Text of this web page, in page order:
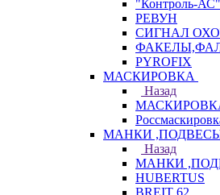
"Контроль-АС"
РЕВУН
СИГНАЛ
PYROFIX
МАСКИРОВКА
Назад
МАНКИ
Назад
МАНКИ
HUBERTUS
BREIT 62